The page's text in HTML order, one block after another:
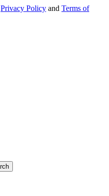
Privacy Policy and Terms of